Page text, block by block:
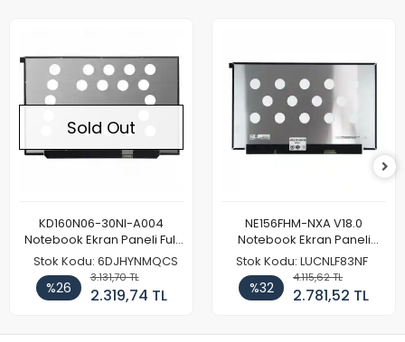
Sold Out
KD160N06-30NI-A004
Notebook Ekran Paneli Full
HD
Stok Kodu: 6DJHYNMQCS
%26
3.131,70 TL
2.319,74 TL
NE156FHM-NXA V18.0
Notebook Ekran Paneli
144Hz
Stok Kodu: LUCNLF83NF
%32
4.115,62 TL
2.781,52 TL